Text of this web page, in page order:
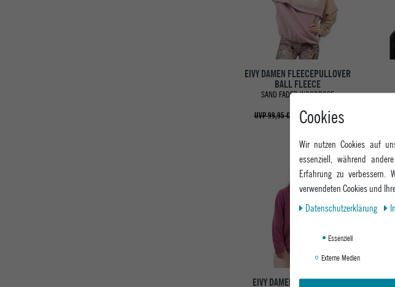
EIVY DAMEN FLEECEPULLOVER
BALL FLEECE
SAND FADED WOODROSE
UVP 99,95 € ab 87,96 €
EIVY DAMEN FLEECEJACKE
Cookies
Wir nutzen Cookies auf
essenziell, während
Erfahrung zu verbessern.
verwendeten Cookies und
Daten­schutz­erklärung
Essenziell
Externe Medien